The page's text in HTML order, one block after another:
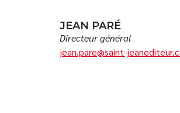
JEAN PARÉ
Directeur général
jean.pare@saint-